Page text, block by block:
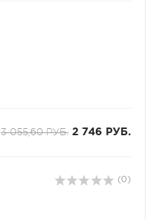
3 055,60 РУБ. 2 746 РУБ.
(0)